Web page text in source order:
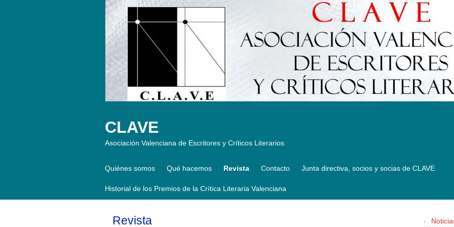
CLAVE
Asociación Valenciana de Escritores y Críticos Literarios
Quiénes somos Qué hacemos Revista Contacto Junta directiva, socios y socias de CLAVE
Historial de los Premios de la Crítica Literaria Valenciana
Revista